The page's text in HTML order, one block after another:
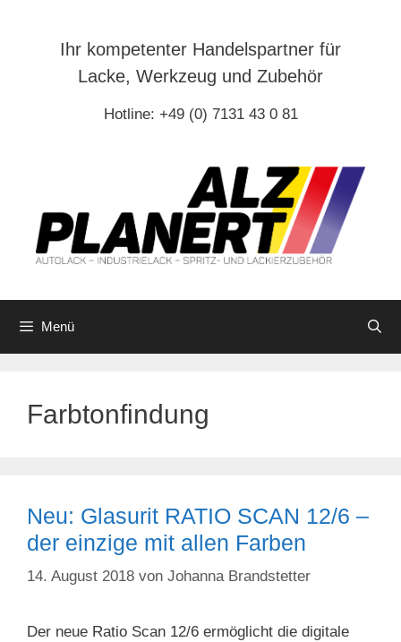
Ihr kompetenter Handelspartner für
Lacke, Werkzeug und Zubehör
Hotline: +49 (0) 7131 43 0 81
Menü
Farbtonfindung
Neu: Glasurit RATIO SCAN 12/6 –
der einzige mit allen Farben
14. August 2018 von Johanna Brandstetter
Der neue Ratio Scan 12/6 ermöglicht die digitale